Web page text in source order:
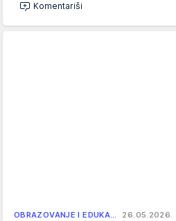
Komentariši
OBRAZOVANJE I EDUKA… 26.05.2026.